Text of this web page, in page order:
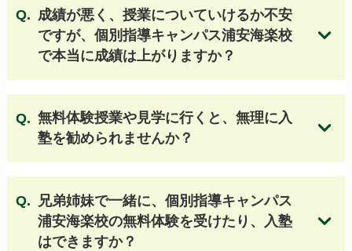
大宮北高等学校
和光国際高等学校
川口北高等学校
春日部女子高等学校
伊奈学園総合高等学校
与野高等学校
春日部東高等学校
浦和北高等学校
大宮光陵高等学校
草加高等学校 他
立教新座高等学校
川越東高等学校
春日部共栄高等学校
成績が悪く、授業についていけるか不安
ですが、個別指導キャンパス浦安海楽校
で本当に成績は上がりますか？
無料体験授業や見学に行くと、無理に入
塾を勧められませんか？
兄弟姉妹で一緒に、個別指導キャンパス
浦安海楽校の無料体験を受けたり、入塾
はできますか？